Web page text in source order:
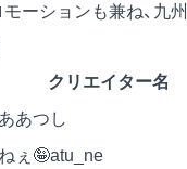
ーションも兼ね、九
クリエイター名
あつし
ぇ🤪atu_ne